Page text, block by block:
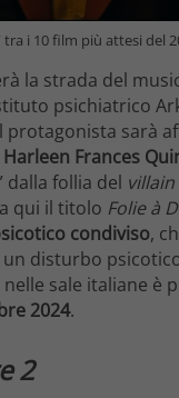
tra i 10 film più attesi del
la strada del
psichiatrico
protagonista sarà
Harleen Frances
dalla follia del villain
qui il titolo Folie à
condiviso,
disturbo
nelle sale italiane è
2024.
2